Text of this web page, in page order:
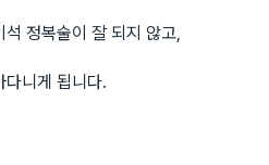
석 정복술이 잘 되지 않고,
다니게 됩니다.